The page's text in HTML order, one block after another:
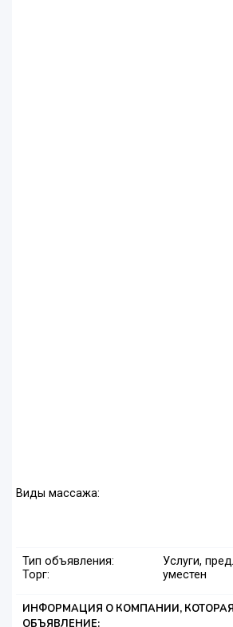
Виды массажа:
Тип объявления:
Услуги,
Торг:
уместен
ИНФОРМАЦИЯ О КОМПАНИИ,
ОБЪЯВЛЕНИЕ: